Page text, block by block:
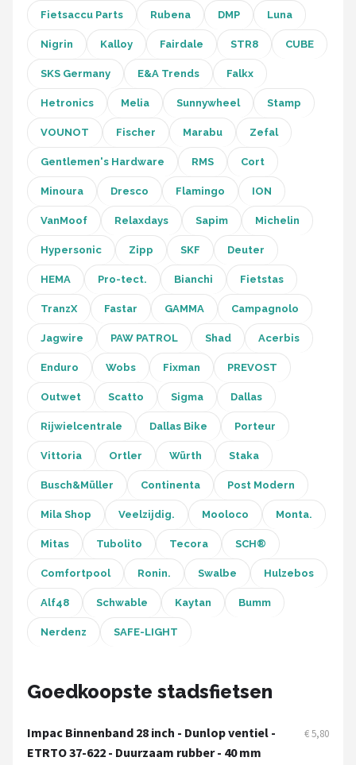
Fietsaccu Parts Rubena DMP Luna
Nigrin Kalloy Fairdale STR8 CUBE
SKS Germany E&A Trends Falkx
Hetronics Melia Sunnywheel Stamp
VOUNOT Fischer Marabu Zefal
Gentlemen's Hardware RMS Cort
Minoura Dresco Flamingo ION
VanMoof Relaxdays Sapim Michelin
Hypersonic Zipp SKF Deuter
HEMA Pro-tect. Bianchi Fietstas
TranzX Fastar GAMMA Campagnolo
Jagwire PAW PATROL Shad Acerbis
Enduro Wobs Fixman PREVOST
Outwet Scatto Sigma Dallas
Rijwielcentrale Dallas Bike Porteur
Vittoria Ortler Würth Staka
Busch&Müller Continenta Post Modern
Mila Shop Veelzijdig. Mooloco Monta.
Mitas Tubolito Tecora SCH®
Comfortpool Ronin. Swalbe Hulzebos
Alf48 Schwable Kaytan Bumm
Nerdenz SAFE-LIGHT
Goedkoopste stadsfietsen
Impac Binnenband 28 inch - Dunlop ventiel -
ETRTO 37-622 - Duurzaam rubber - 40 mm
€ 5,80